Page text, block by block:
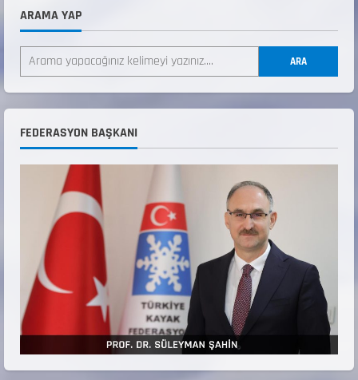
ARAMA YAP
ARA
FEDERASYON BAŞKANI
ANALİG TEKERLEKLİ KAYAK TÜRKİYE
ŞAMPİYONASI
ANALİG TEKERLEKLİ KAYAK TÜRKİYE
ŞAMPİYONASI GÖREVLİ LİSTESİ
22 Temmuz 2026
Teknik Kurul ve Alt Kurul Üyelerimiz
Belirlendi
18 Temmuz 2026
5
KAYAKLI KOŞU VE BİATHLON 3.KADEME
ANTRENÖRLÜK KURSU DUYURUSU
12 Temmuz 2026
Millî Savunma Bakanlığı Kara, Deniz ve Hava